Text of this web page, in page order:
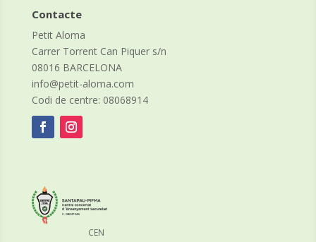
Contacte
Petit Aloma
Carrer Torrent Can Piquer s/n
08016 BARCELONA
info@petit-aloma.com
Codi de centre: 08068914
CEN